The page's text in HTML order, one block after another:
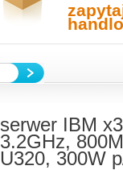
serwer IBM
3.2GHz,
U320, 300W